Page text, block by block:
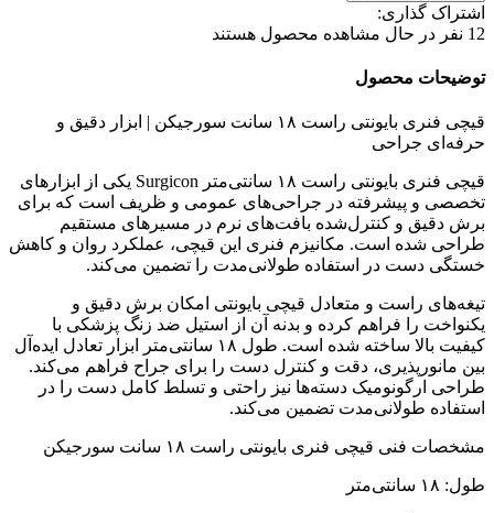
اشتراک گذاری:
12 نفر در حال مشاهده محصول هستند
توضیحات محصول
قیچی فنری بایونتی راست ۱۸ سانت سورجیکن | ابزار دقیق و
حرفه‌ای جراحی
قیچی فنری بایونتی راست ۱۸ سانتی‌متر Surgicon یکی از ابزارهای
تخصصی و پیشرفته در جراحی‌های عمومی و ظریف است که برای
برش دقیق و کنترل‌شده بافت‌های نرم در مسیرهای مستقیم
طراحی شده است. مکانیزم فنری این قیچی، عملکرد روان و کاهش
خستگی دست در استفاده طولانی‌مدت را تضمین می‌کند.
تیغه‌های راست و متعادل قیچی بایونتی امکان برش دقیق و
یکنواخت را فراهم کرده و بدنه آن از استیل ضد زنگ پزشکی با
کیفیت بالا ساخته شده است. طول ۱۸ سانتی‌متر ابزار تعادل ایده‌آل
بین مانورپذیری، دقت و کنترل دست را برای جراح فراهم می‌کند.
طراحی ارگونومیک دسته‌ها نیز راحتی و تسلط کامل دست را در
استفاده طولانی‌مدت تضمین می‌کند.
مشخصات فنی قیچی فنری بایونتی راست ۱۸ سانت سورجیکن
طول: ۱۸ سانتی‌متر